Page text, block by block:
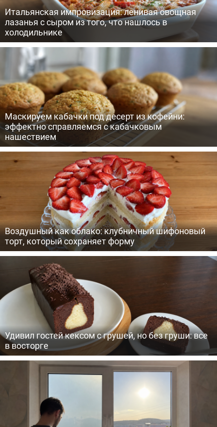
Итальянская импровизация: ленивая овощная
лазанья с сыром из того, что нашлось в
холодильнике
Маскируем кабачки под десерт из кофейни:
эффектно справляемся с кабачковым
нашествием
Воздушный как облако: клубничный шифоновый
торт, который сохраняет форму
Удивил гостей кексом с грушей, но без груши: все
в восторге